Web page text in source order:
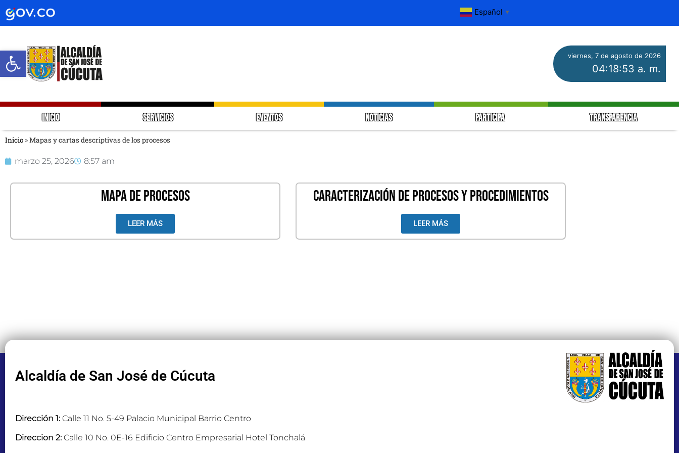
Abrir barra de herramientas
Español ▼
viernes, 7 de agosto de 2026
04:18:53 a. m.
INICIO SERVICIOS EVENTOS NOTICIAS PARTICIPA TRANSPARENCIA
Inicio »Mapas y cartas descriptivas de los procesos
marzo 25, 2026 8:57 am
MAPA DE PROCESOS
LEER MÁS
CARACTERIZACIÓN DE PROCESOS Y PROCEDIMIENTOS
LEER MÁS
Alcaldía de San José de Cúcuta
Dirección 1: Calle 11 No. 5-49 Palacio Municipal Barrio Centro
Direccion 2: Calle 10 No. 0E-16 Edificio Centro Empresarial Hotel Tonchalá